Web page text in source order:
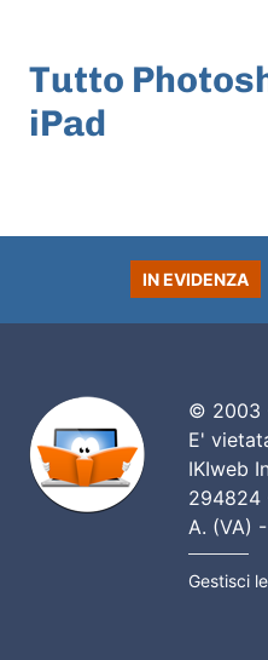
Tutto
iPad
IN EVIDENZA
© 2003
E'
IKIweb
294824
A. (VA)
Gestisci